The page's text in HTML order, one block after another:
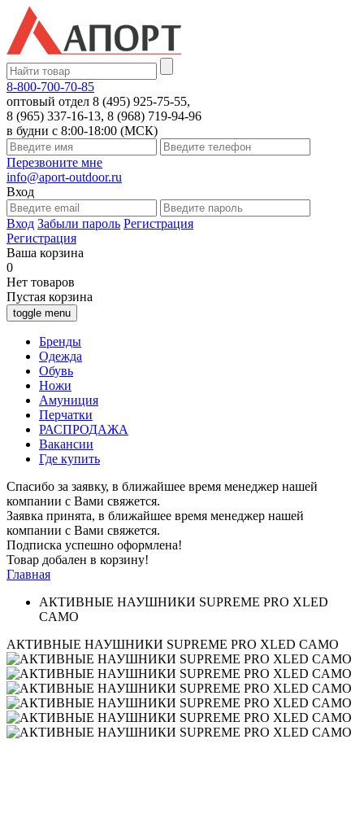
8-800-700-70-85
оптовый отдел 8 (495) 925-75-55,
8 (965) 337-16-13, 8 (968) 719-94-96
в будни с 8:00-18:00 (МСК)
Перезвоните мне
info@aport-outdoor.ru
Вход
Вход Забыли пароль Регистрация
Регистрация
Ваша корзина
0
Нет товаров
Пустая корзина
toggle menu
Бренды
Одежда
Обувь
Ножи
Амуниция
Перчатки
РАСПРОДАЖА
Вакансии
Где купить
Спасибо за заявку, в ближайшее время менеджер нашей
компании с Вами свяжется.
Заявка принята, в ближайшее время менеджер нашей
компании с Вами свяжется.
Подписка успешно оформлена!
Товар добален в корзину!
Главная
АКТИВНЫЕ НАУШНИКИ SUPREME PRO XLED
CAMO
АКТИВНЫЕ НАУШНИКИ SUPREME PRO XLED CAMO